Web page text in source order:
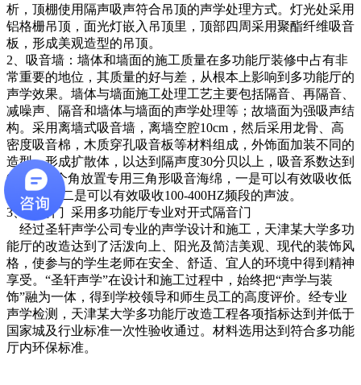
析，顶棚使用隔声吸声符合吊顶的声学处理方式。灯光处采用
铝格栅吊顶，面光灯嵌入吊顶里，顶部四周采用聚酯纤维吸音
板，形成美观造型的吊顶。
2、吸音墙：墙体和墙面的施工质量在多功能厅装修中占有非
常重要的地位，其质量的好与差，从根本上影响到多功能厅的
声学效果。墙体与墙面施工处理工艺主要包括隔音、再隔音、
减噪声、隔音和墙体与墙面的声学处理等；故墙面为强吸声结
构。采用离墙式吸音墙，离墙空腔10cm，然后采用龙骨、高
密度吸音棉，木质穿孔吸音板等材料组成，外饰面加装不同的
造型，形成扩散体，以达到隔声度30分贝以上，吸音系数达到
0.06。每个角放置专用三角形吸音海绵，一是可以有效吸收低
频驻波.，二是可以有效吸收100-400HZ频段的声波。
3、隔音门 采用多功能厅专业对开式隔音门
经过圣轩声学公司专业的声学设计和施工，天津某大学多功
能厅的改造达到了活泼向上、阳光及简洁美观、现代的装饰风
格，使参与的学生老师在安全、舒适、宜人的环境中得到精神
享受。“圣轩声学”在设计和施工过程中，始终把“声学与装
饰”融为一体，得到学校领导和师生员工的高度评价。经专业
声学检测，天津某大学多功能厅改造工程各项指标达到并低于
国家城及行业标准一次性验收通过。材料选用达到符合多功能
厅内环保标准。